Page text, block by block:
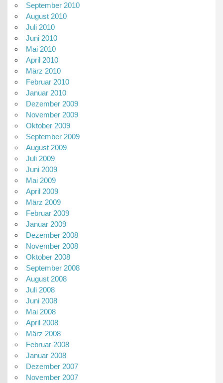
September 2010
August 2010
Juli 2010
Juni 2010
Mai 2010
April 2010
März 2010
Februar 2010
Januar 2010
Dezember 2009
November 2009
Oktober 2009
September 2009
August 2009
Juli 2009
Juni 2009
Mai 2009
April 2009
März 2009
Februar 2009
Januar 2009
Dezember 2008
November 2008
Oktober 2008
September 2008
August 2008
Juli 2008
Juni 2008
Mai 2008
April 2008
März 2008
Februar 2008
Januar 2008
Dezember 2007
November 2007